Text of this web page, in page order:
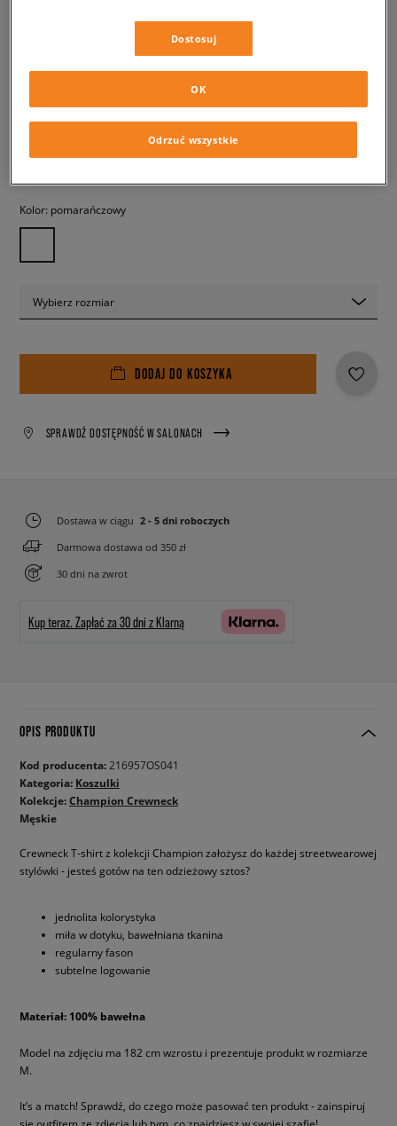
CREWNECK T-SHIRT
męskie, koszulki
39,99 zł
Kolor: pomarańczowy
Wybierz rozmiar
DODAJ DO KOSZYKA
SPRAWDŹ DOSTĘPNOŚĆ W SALONACH
Dostawa w ciągu 2 - 5 dni roboczych
Darmowa dostawa od 350 zł
30 dni na zwrot
Kup teraz. Zapłać za 30 dni z Klarną
OPIS PRODUKTU
Kod producenta: 216957OS041
Kategoria: Koszulki
Kolekcje:Champion Crewneck
Męskie
Crewneck T-shirt z kolekcji Champion założysz do każdej streetwearowej
stylówki - jesteś gotów na ten odzieżowy sztos?
jednolita kolorystyka
miła w dotyku, bawełniana tkanina
regularny fason
subtelne logowanie
Materiał: 100% bawełna
Model na zdjęciu ma 182 cm wzrostu i prezentuje produkt w rozmiarze
M.
It’s a match! Sprawdź, do czego może pasować ten produkt - zainspiruj
Dostosuj
Odrzuć wszystkie
OK